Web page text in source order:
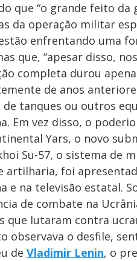
que “o grande feito
da operação militar
enfrentando uma
que, “apesar disso,
completa durou
de anos
de tanques ou outros
Em vez disso, o
Yars, o novo
Su-57, o sistema de
artilharia, foi
e na televisão estatal.
de combate na
que lutaram contra
observava o desfile,
de Vladimir Lenin, o